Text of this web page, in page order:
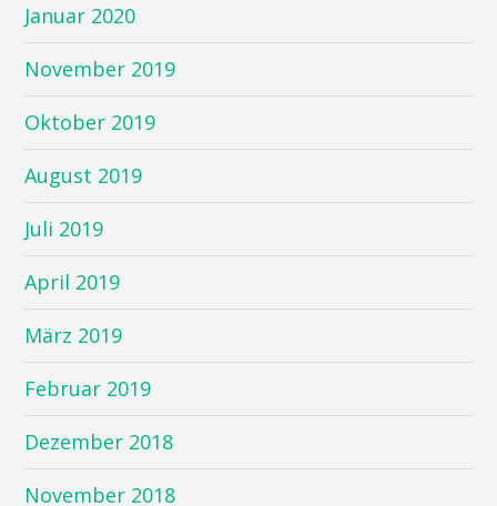
Januar 2020
November 2019
Oktober 2019
August 2019
Juli 2019
April 2019
März 2019
Februar 2019
Dezember 2018
November 2018